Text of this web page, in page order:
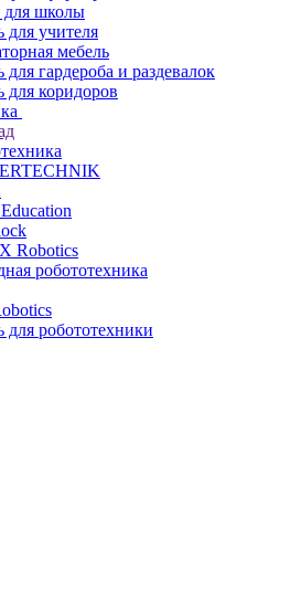
для школы
для учителя
мебель
для гардероба и раздевалок
для коридоров
Robotics
робототехника
для робототехники